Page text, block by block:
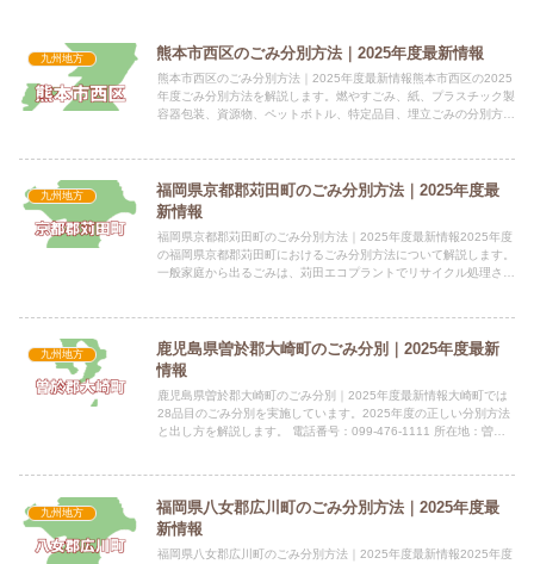
九州地方 熊本市西区のごみ分別方法｜2025年度最新情報
熊本市西区のごみ分別方法｜2025年度最新情報熊本市西区の2025
年度ごみ分別方法を解説します。燃やすごみ、紙、プラスチック製
容器包装、資源物、ペットボトル、特定品目、埋立ごみの分別方法
九州地方
福岡県京都郡苅田町のごみ分別方法｜2025年度最
新情報
福岡県京都郡苅田町のごみ分別方法｜2025年度最新情報2025年度
の福岡県京都郡苅田町におけるごみ分別方法について解説します。
一般家庭から出るごみは、苅田エコプラントでリサイクル処理され
九州地方
鹿児島県曽於郡大崎町のごみ分別｜2025年度最新
情報
鹿児島県曽於郡大崎町のごみ分別｜2025年度最新情報大崎町では
28品目のごみ分別を実施しています。2025年度の正しい分別方法
と出し方を解説します。 電話番号：099-476-1111 所在地：曽於
九州地方
福岡県八女郡広川町のごみ分別方法｜2025年度最
新情報
福岡県八女郡広川町のごみ分別方法｜2025年度最新情報2025年度